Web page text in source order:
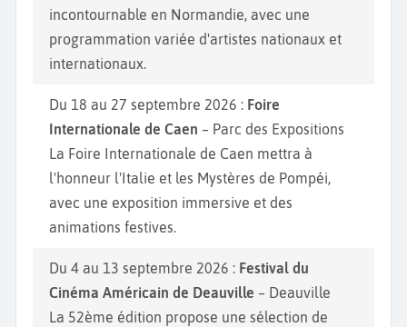
incontournable en Normandie, avec une
programmation variée d'artistes nationaux et
internationaux.
Du 18 au 27 septembre 2026 : Foire
Internationale de Caen – Parc des Expositions
La Foire Internationale de Caen mettra à
l'honneur l'Italie et les Mystères de Pompéi,
avec une exposition immersive et des
animations festives.
Du 4 au 13 septembre 2026 : Festival du
Cinéma Américain de Deauville – Deauville
La 52ème édition propose une sélection de